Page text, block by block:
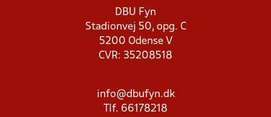
DBU Fyn
Stadionvej 50, opg. C
5200 Odense V
CVR: 35208518
info@dbufyn.dk
Tlf. 66178218